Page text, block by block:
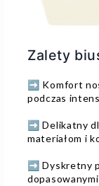
Zalety
➡️ Komfort
podczas
➡️ Delikatny
materiałom i
➡️ Dyskretny